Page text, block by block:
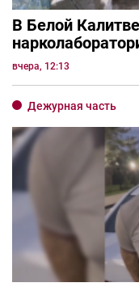
В Белой
вчера, 12:13
Дежурная часть